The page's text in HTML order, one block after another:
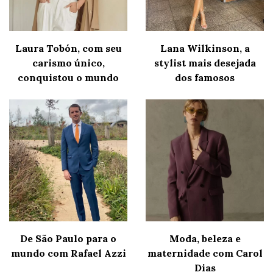
Laura Tobón, com seu
carismo único,
conquistou o mundo
Lana Wilkinson, a
stylist mais desejada
dos famosos
De São Paulo para o
mundo com Rafael Azzi
Moda, beleza e
maternidade com Carol
Dias